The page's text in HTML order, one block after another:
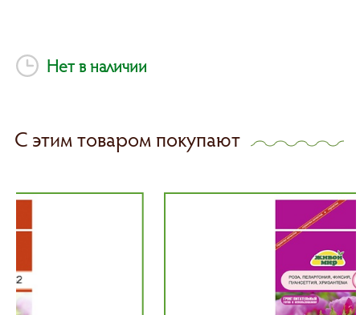
Нет в наличии
С этим товаром покупают